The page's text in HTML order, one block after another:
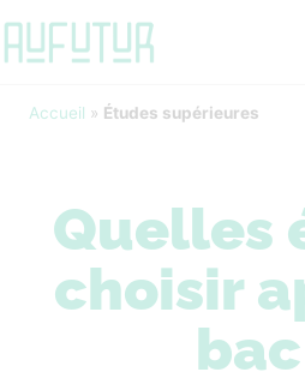
Accueil » Études supérieures
Quelles
choisir